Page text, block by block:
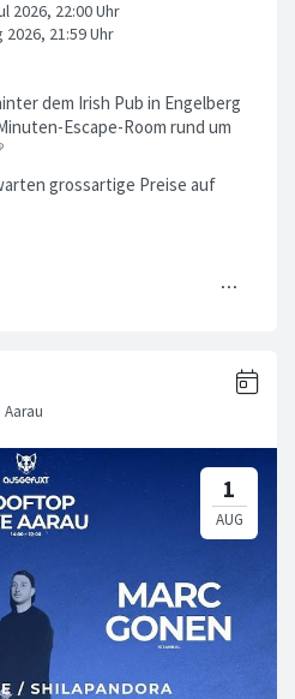
dem Irish Pub in Engelberg
Escape-Room rund um
grossartige Preise auf